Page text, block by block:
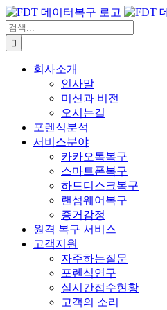
콘
텐
츠
로
검
색:
회사소개
인사말
미션과 비전
오시는길
포렌식분석
서비스분야
카카오톡복구
스마트폰복구
하드디스크복구
랜섬웨어복구
증거감정
원격 복구 서비스
고객지원
자주하는질문
포렌식연구
실시간접수현황
고객의 소리